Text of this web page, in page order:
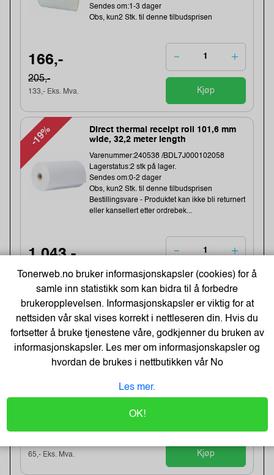
Sendes om:1-3 dager
Obs, kun2 Stk. til denne tilbudsprisen
166,-
205,-
133,- Eks. Mva. Kjøp
-19%
Direct thermal receipt roll 101,6 mm
wide, 32,2 meter length
Varenummer:240538 /BDL7J000102058
Lagerstatus:2 stk på lager.
Sendes om:0-2 dager
Obs, kun2 Stk. til denne tilbudsprisen
Bestillingsvare - Produktet kan ikke bli returnert
eller kansellert etter ordrebek...
1 043,-
1283,-
834,- Eks. Mva. Kjøp
-20% Heftestift Tools 13/6 galv (2500)
Varenummer:159457 /11830725
Sendes om:1-3 dager
65,- Eks. Mva. Kjøp
Tonerweb.no bruker informasjonskapsler (cookies) for å
samle inn statistikk som kan bidra til å forbedre
brukeropplevelsen. Informasjonskapsler er viktig for at
nettsiden vår skal vises korrekt i nettleseren din. Hvis du
fortsetter å bruke tjenestene våre, godkjenner du bruken av
informasjonskapsler. Les mer om informasjonskapsler og
hvordan de brukes i nettbutikken vårNo
Les mer.
OK!